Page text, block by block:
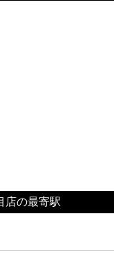
店の最寄駅